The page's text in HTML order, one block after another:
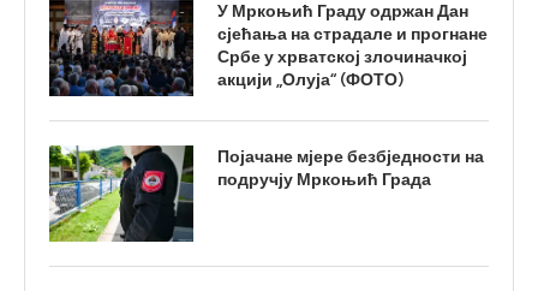
У Мркоњић Граду одржан Дан
сјећања на страдале и прогнане
Србе у хрватској злочиначкој
акцији „Олуја“ (ФОТО)
Појачане мјере безбједности на
подручју Мркоњић Града